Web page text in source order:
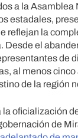
a la Asamblea
estadales,
reflejan la
Desde el
de
al menos
de la región
la oficialización
de